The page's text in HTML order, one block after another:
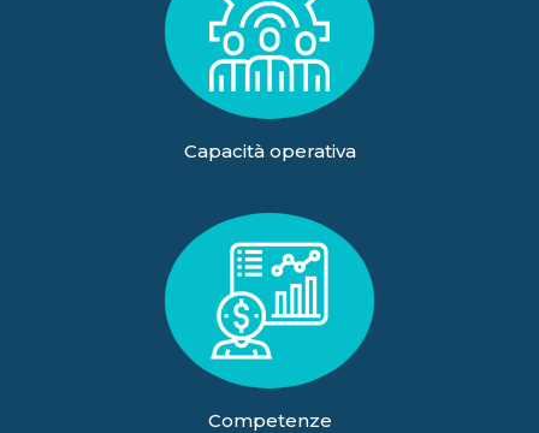
Capacità operativa
Competenze